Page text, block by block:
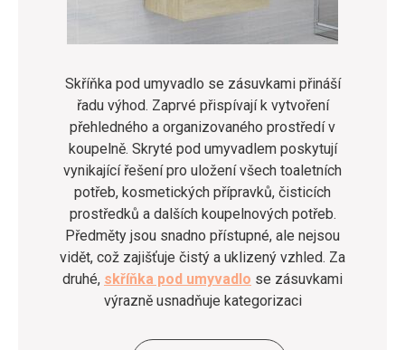
Skříňka pod umyvadlo se zásuvkami přináší
řadu výhod. Zaprvé přispívají k vytvoření
přehledného a organizovaného prostředí v
koupelně. Skryté pod umyvadlem poskytují
vynikající řešení pro uložení všech toaletních
potřeb, kosmetických přípravků, čisticích
prostředků a dalších koupelnových potřeb.
Předměty jsou snadno přístupné, ale nejsou
vidět, což zajišťuje čistý a uklizený vzhled. Za
druhé, skříňka pod umyvadlo se zásuvkami
výrazně usnadňuje kategorizaci